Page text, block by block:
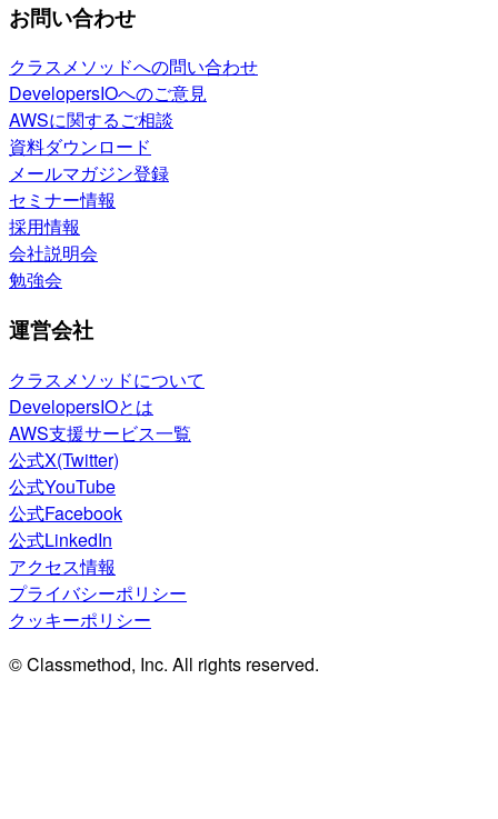
お問い合わせ
クラスメソッドへの問い合わせ
DevelopersIOへのご意見
AWSに関するご相談
資料ダウンロード
メールマガジン登録
セミナー情報
採用情報
会社説明会
勉強会
運営会社
クラスメソッドについて
DevelopersIOとは
AWS支援サービス一覧
公式X(Twitter)
公式YouTube
公式Facebook
公式LinkedIn
アクセス情報
プライバシーポリシー
クッキーポリシー
© Classmethod, Inc. All rights reserved.